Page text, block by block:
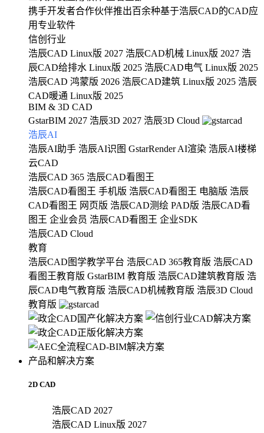
携手开发者合作伙伴推出百余种基于浩辰CAD的CAD应
用专业软件
信创行业
浩辰CAD Linux版 2027 浩辰CAD机械 Linux版 2027 浩
辰CAD给排水 Linux版 2025 浩辰CAD电气 Linux版 2025
浩辰CAD 鸿蒙版 2026 浩辰CAD建筑 Linux版 2025 浩辰
CAD暖通 Linux版 2025
BIM & 3D CAD
GstarBIM 2027 浩辰3D 2027 浩辰3D Cloud
浩辰AI
浩辰AI助手 浩辰AI识图 GstarRender AI渲染 浩辰AI楼梯
云CAD
浩辰CAD 365 浩辰CAD看图王
浩辰CAD看图王 手机版 浩辰CAD看图王 电脑版 浩辰
CAD看图王 网页版 浩辰CAD测绘 PAD版 浩辰CAD看
图王 企业会员 浩辰CAD看图王 企业SDK
浩辰CAD Cloud
教育
浩辰CAD图学教学平台 浩辰CAD 365教育版 浩辰CAD
看图王教育版 GstarBIM 教育版 浩辰CAD建筑教育版 浩
辰CAD电气教育版 浩辰CAD机械教育版 浩辰3D Cloud
教育版
产品和解决方案
2D CAD
浩辰CAD 2027
浩辰CAD Linux版 2027